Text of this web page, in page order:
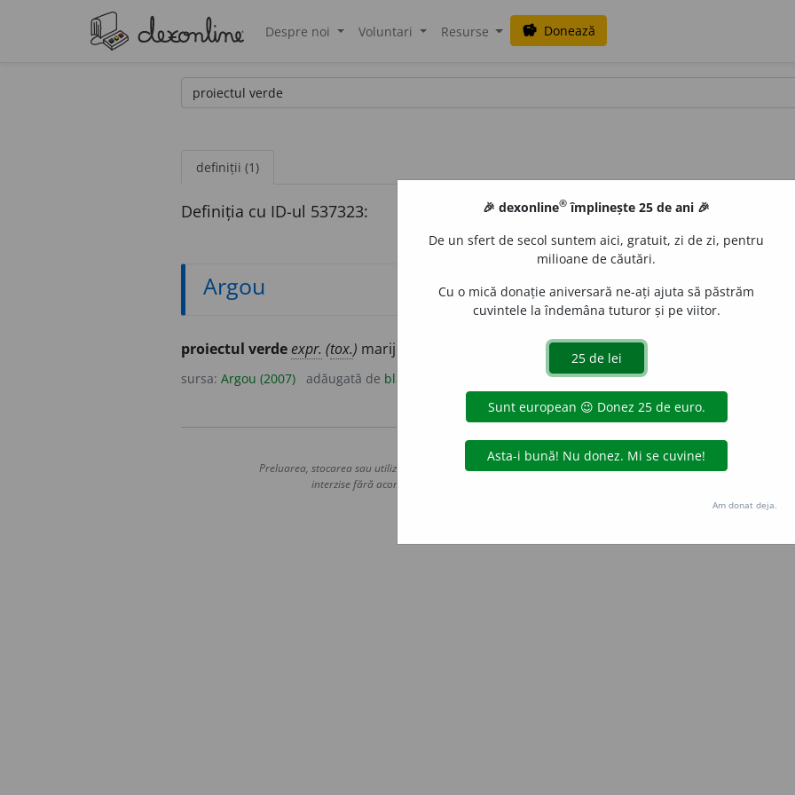
Despre noi Voluntari Resurse savings Donează
definiții (1)
Definiția cu ID-ul 537323:
Argou
proiectul verdeexpr. (tox.) marijuana.
sursa: Argou (2007) adăugată de blaurb.
Copyright © 2004-2026 dexonline (https://dexonline.ro)
Preluarea, stocarea sau utilizarea datelor de pe acest site, inclusiv prin orice metode de extragere automată
interzise fără acordul nostru prealabil scris, cu excepția seturilor de date oferite oficial spre utilizare
Hosterion
🎉 dexonline® împlinește 25 de ani 🎉
De un sfert de secol suntem aici, gratuit, zi de zi, pentru
milioane de căutări.
Cu o mică donație aniversară ne-ați ajuta să păstrăm
cuvintele la îndemâna tuturor și pe viitor.
Am donat deja.